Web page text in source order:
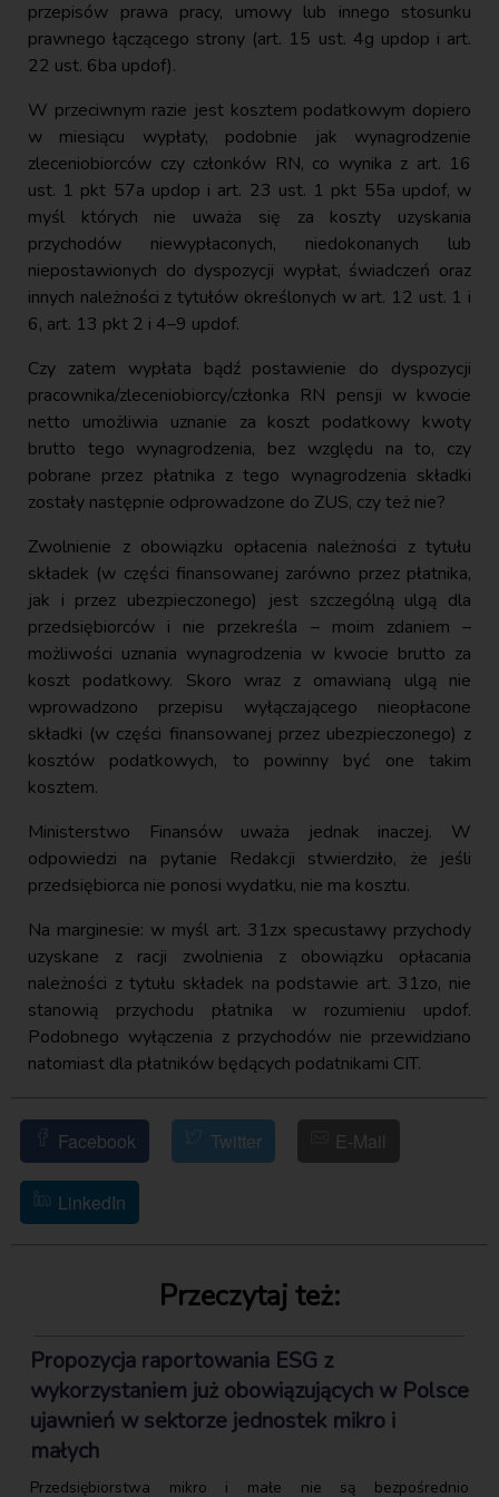
przepisów prawa pracy, umowy lub innego stosunku
prawnego łączącego strony (art. 15 ust. 4g updop i art.
22 ust. 6ba updof).
W przeciwnym razie jest kosztem podatkowym dopiero
w miesiącu wypłaty, podobnie jak wynagrodzenie
zleceniobiorców czy członków RN, co wynika z art. 16
ust. 1 pkt 57a updop i art. 23 ust. 1 pkt 55a updof, w
myśl których nie uważa się za koszty uzyskania
przychodów niewypłaconych, niedokonanych lub
niepostawionych do dyspozycji wypłat, świadczeń oraz
innych należności z tytułów określonych w art. 12 ust. 1 i
6, art. 13 pkt 2 i 4–9 updof.
Czy zatem wypłata bądź postawienie do dyspozycji
pracownika/zleceniobiorcy/członka RN pensji w kwocie
netto umożliwia uznanie za koszt podatkowy kwoty
brutto tego wynagrodzenia, bez względu na to, czy
pobrane przez płatnika z tego wynagrodzenia składki
zostały następnie odprowadzone do ZUS, czy też nie?
Zwolnienie z obowiązku opłacenia należności z tytułu
składek (w części finansowanej zarówno przez płatnika,
jak i przez ubezpieczonego) jest szczególną ulgą dla
przedsiębiorców i nie przekreśla – moim zdaniem –
możliwości uznania wynagrodzenia w kwocie brutto za
koszt podatkowy. Skoro wraz z omawianą ulgą nie
wprowadzono przepisu wyłączającego nieopłacone
składki (w części finansowanej przez ubezpieczonego) z
kosztów podatkowych, to powinny być one takim
kosztem.
Ministerstwo Finansów uważa jednak inaczej. W
odpowiedzi na pytanie Redakcji stwierdziło, że jeśli
przedsiębiorca nie ponosi wydatku, nie ma kosztu.
Na marginesie: w myśl art. 31zx specustawy przychody
uzyskane z racji zwolnienia z obowiązku opłacania
należności z tytułu składek na podstawie art. 31zo, nie
stanowią przychodu płatnika w rozumieniu updof.
Podobnego wyłączenia z przychodów nie przewidziano
natomiast dla płatników będących podatnikami CIT.
Facebook Twitter E-Mail
LinkedIn
Przeczytaj też:
Propozycja raportowania ESG z
wykorzystaniem już obowiązujących w Polsce
ujawnień w sektorze jednostek mikro i
małych
Przedsiębiorstwa mikro i małe nie są bezpośrednio